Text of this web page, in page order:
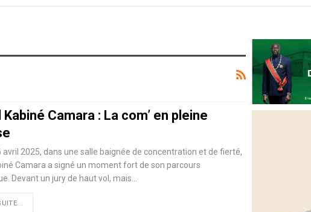
Camara : La com’ en pleine
avril 2025, dans une salle baignée de concentration et de fierté,
Camara a signé un moment fort de son parcours
Devant un jury de haut vol, mais…